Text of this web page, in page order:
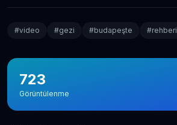
#video #gezi #budapeşte #rehberi
723
Görüntülenme